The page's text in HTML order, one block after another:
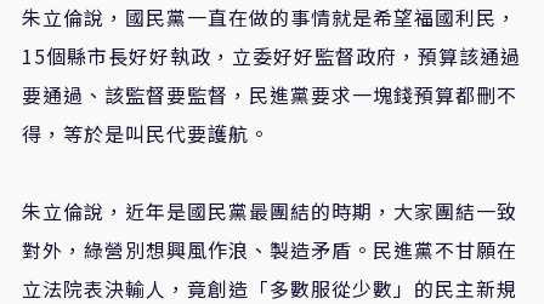
朱立倫說，國民黨一直在做的事情就是希望福國利民，
15個縣市長好好執政，立委好好監督政府，預算該通過
要通過、該監督要監督，民進黨要求一塊錢預算都刪不
得，等於是叫民代要護航。
朱立倫說，近年是國民黨最團結的時期，大家團結一致
對外，綠營別想興風作浪、製造矛盾。民進黨不甘願在
立法院表決輸人，竟創造「多數服從少數」的民主新規